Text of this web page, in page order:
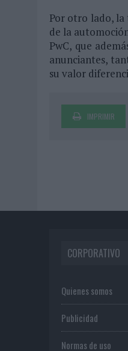
Por otro lado, la
de la
PwC, que
anunciantes,
su valor
IMPRIMIR
CORPORATIVO
Quienes somos
Publicidad
Normas de uso